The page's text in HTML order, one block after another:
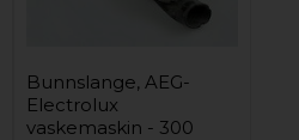
Bunnslange, AEG-
Electrolux
vaskemaskin - 300